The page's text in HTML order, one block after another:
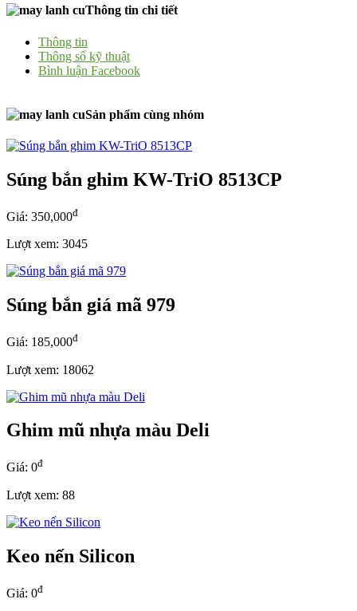
Thông tin chi tiết
Thông tin
Thông số kỹ thuật
Bình luận Facebook
Sản phẩm cùng nhóm
Súng bắn ghim KW-TriO 8513CP
Giá: 350,000đ
Lượt xem: 3045
Súng bắn giá mã 979
Giá: 185,000đ
Lượt xem: 18062
Ghim mũ nhựa màu Deli
Giá: 0đ
Lượt xem: 88
Keo nến Silicon
Giá: 0đ